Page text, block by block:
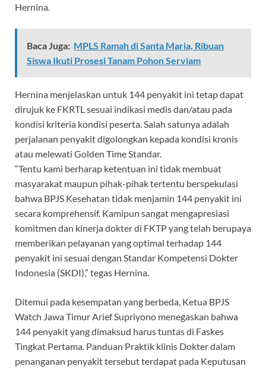
Hernina.
Baca Juga: MPLS Ramah di Santa Maria, Ribuan
Siswa Ikuti Prosesi Tanam Pohon Serviam
Hernina menjelaskan untuk 144 penyakit ini tetap dapat
dirujuk ke FKRTL sesuai indikasi medis dan/atau pada
kondisi kriteria kondisi peserta. Salah satunya adalah
perjalanan penyakit digolongkan kepada kondisi kronis
atau melewati Golden Time Standar.
“Tentu kami berharap ketentuan ini tidak membuat
masyarakat maupun pihak-pihak tertentu berspekulasi
bahwa BPJS Kesehatan tidak menjamin 144 penyakit ini
secara komprehensif. Kamipun sangat mengapresiasi
komitmen dan kinerja dokter di FKTP yang telah berupaya
memberikan pelayanan yang optimal terhadap 144
penyakit ini sesuai dengan Standar Kompetensi Dokter
Indonesia (SKDI),” tegas Hernina.
Ditemui pada kesempatan yang berbeda, Ketua BPJS
Watch Jawa Timur Arief Supriyono menegaskan bahwa
144 penyakit yang dimaksud harus tuntas di Faskes
Tingkat Pertama. Panduan Praktik klinis Dokter dalam
penanganan penyakit tersebut terdapat pada Keputusan